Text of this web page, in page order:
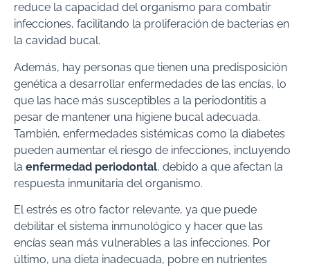
reduce la capacidad del organismo para combatir
infecciones, facilitando la proliferación de bacterias en
la cavidad bucal.
Además, hay personas que tienen una predisposición
genética a desarrollar enfermedades de las encías, lo
que las hace más susceptibles a la periodontitis a
pesar de mantener una higiene bucal adecuada.
También, enfermedades sistémicas como la diabetes
pueden aumentar el riesgo de infecciones, incluyendo
la enfermedad periodontal, debido a que afectan la
respuesta inmunitaria del organismo.
El estrés es otro factor relevante, ya que puede
debilitar el sistema inmunológico y hacer que las
encías sean más vulnerables a las infecciones. Por
último, una dieta inadecuada, pobre en nutrientes